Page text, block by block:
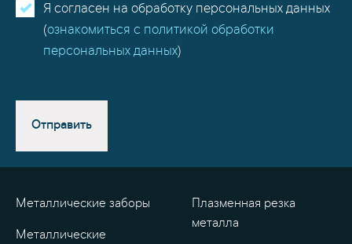
Я согласен на обработку персональных данных
(ознакомиться с политикой обработки
персональных данных)
Отправить
Металлические заборы
Металлические
Плазменная резка
металла